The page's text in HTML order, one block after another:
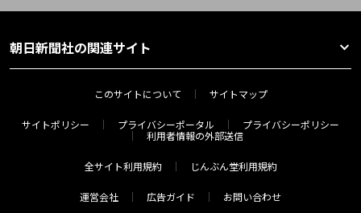
朝日新聞社の関連サイト
このサイトについて サイトマップ
サイトポリシー プライバシーポータル
プライバシーポリシー
利用者情報の外部送信
全サイト利用規約 じんぶん堂利用規約
運営会社 広告ガイド お問い合わせ